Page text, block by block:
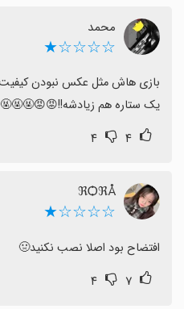
محمد
☆☆☆☆★
یک ستاره هم زیادشه!!😡😡🤬🤬🤬
۴ ۴
ℜѺℜÅ
☆☆☆☆★
افتضاح بود اصلا نصب نکنید🤢
۷ ۴